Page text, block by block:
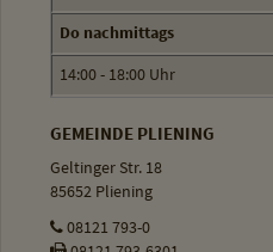
Do nachmittags
14:00 - 18:00 Uhr
GEMEINDE PLIENING
Geltinger Str. 18
85652 Pliening
08121 793-0